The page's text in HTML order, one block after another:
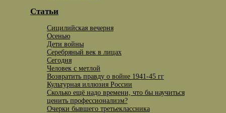
Статьи
Сицилийская вечерня
Осенью
Дети войны
Серебряный век в лицах
Сегодня
Человек с метлой
Возвратить правду о войне 1941-45 гг
Культурная иллюзия России
Сколько ещё надо времени, что бы научиться
ценить профессионализм?
Очерки бывшего третьеклассника